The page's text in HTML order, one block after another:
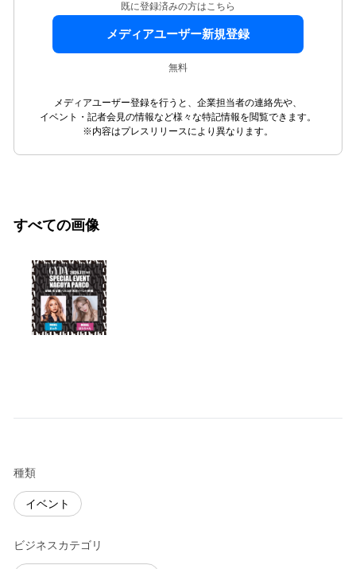
既に登録済みの方はこちら
メディアユーザー新規登録
無料
メディアユーザー登録を行うと、企業担当者の連絡先や、
イベント・記者会見の情報など様々な特記情報を閲覧できます。
※内容はプレスリリースにより異なります。
すべての画像
種類
イベント
ビジネスカテゴリ